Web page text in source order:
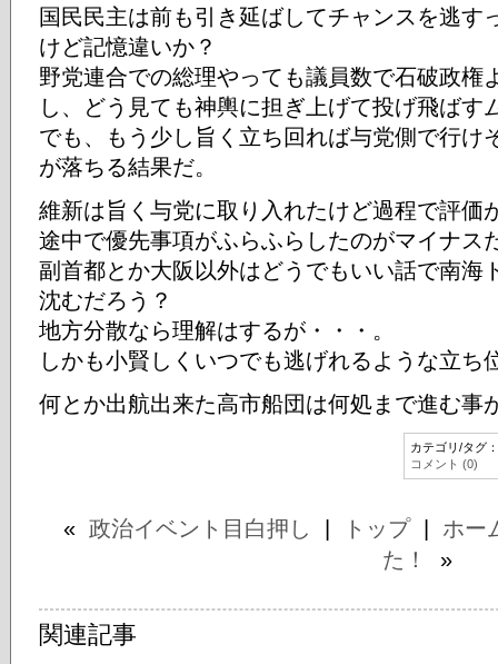
国民民主は前も引き延ばしてチャンスを逃す
けど記憶違いか？
野党連合での総理やっても議員数で石破政権
し、どう見ても神輿に担ぎ上げて投げ飛ばす
でも、もう少し旨く立ち回れば与党側で行け
が落ちる結果だ。
維新は旨く与党に取り入れたけど過程で評価
途中で優先事項がふらふらしたのがマイナス
副首都とか大阪以外はどうでもいい話で南海
沈むだろう？
地方分散なら理解はするが・・・。
しかも小賢しくいつでも逃げれるような立ち
何とか出航出来た高市船団は何処まで進む事
カテゴリ/タグ：
コメント (0)
« 政治イベント目白押し トップ| ホー
た！
»
関連記事